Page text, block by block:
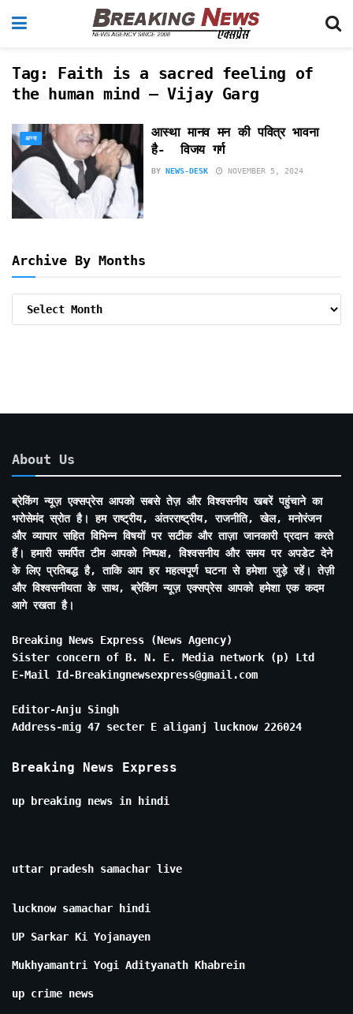
Tag: Faith is a sacred feeling of
the human mind – Vijay Garg
अन्य
आस्था मानव मन की पवित्र भावना
है- विजय गर्ग
BY NEWS-DESK NOVEMBER 5, 2024
Archive By Months
About Us
ब्रेकिंग न्यूज़ एक्सप्रेस आपको सबसे तेज़ और विश्वसनीय खबरें पहुंचाने का
भरोसेमंद स्रोत है। हम राष्ट्रीय, अंतरराष्ट्रीय, राजनीति, खेल, मनोरंजन
और व्यापार सहित विभिन्न विषयों पर सटीक और ताज़ा जानकारी प्रदान करते
हैं। हमारी समर्पित टीम आपको निष्पक्ष, विश्वसनीय और समय पर अपडेट देने
के लिए प्रतिबद्ध है, ताकि आप हर महत्वपूर्ण घटना से हमेशा जुड़े रहें। तेज़ी
और विश्वसनीयता के साथ, ब्रेकिंग न्यूज़ एक्सप्रेस आपको हमेशा एक कदम
आगे रखता है।
Breaking News Express (News Agency)
Sister concern of B. N. E. Media network (p) Ltd
E-Mail Id-Breakingnewsexpress@gmail.com
Editor-Anju Singh
Address-mig 47 secter E aliganj lucknow 226024
Breaking News Express
up breaking news in hindi
uttar pradesh samachar live
lucknow samachar hindi
UP Sarkar Ki Yojanayen
Mukhyamantri Yogi Adityanath Khabrein
up crime news